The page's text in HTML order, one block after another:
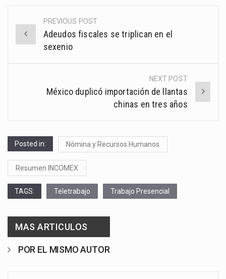
Post
navigation
PREVIOUS POST
Adeudos fiscales se triplican en el
sexenio
NEXT POST
México duplicó importación de llantas
chinas en tres años
Posted in: Nómina y Recursos Humanos
Resumen INCOMEX
TAGS: Teletrabajo Trabajo Presencial
MAS ARTICULOS
POR EL MISMO AUTOR